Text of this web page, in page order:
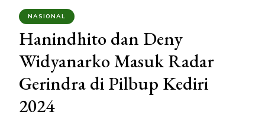
NASIONAL
Hanindhito dan Deny
Widyanarko Masuk Radar
Gerindra di Pilbup Kediri
2024